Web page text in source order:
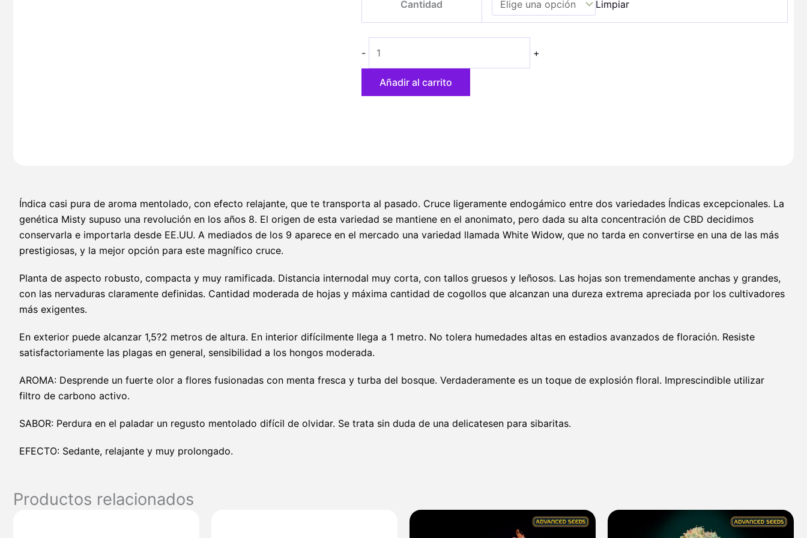
desde
Cantidad Limpiar
-
cantidad
+
Añadir al carrito
Índica casi pura de aroma mentolado, con efecto relajante, que te transporta al pasado. Cruce ligeramente endogámico entre dos variedades Índicas excepcionales. La
genética Misty supuso una revolución en los años 8. El origen de esta variedad se mantiene en el anonimato, pero dada su alta concentración de CBD decidimos
conservarla e importarla desde EE.UU. A mediados de los 9 aparece en el mercado una variedad llamada White Widow, que no tarda en convertirse en una de las más
prestigiosas, y la mejor opción para este magnífico cruce.
Planta de aspecto robusto, compacta y muy ramificada. Distancia internodal muy corta, con tallos gruesos y leñosos. Las hojas son tremendamente anchas y grandes,
con las nervaduras claramente definidas. Cantidad moderada de hojas y máxima cantidad de cogollos que alcanzan una dureza extrema apreciada por los cultivadores
más exigentes.
En exterior puede alcanzar 1,5?2 metros de altura. En interior difícilmente llega a 1 metro. No tolera humedades altas en estadios avanzados de floración. Resiste
satisfactoriamente las plagas en general, sensibilidad a los hongos moderada.
AROMA: Desprende un fuerte olor a flores fusionadas con menta fresca y turba del bosque. Verdaderamente es un toque de explosión floral. Imprescindible utilizar
filtro de carbono activo.
SABOR: Perdura en el paladar un regusto mentolado difícil de olvidar. Se trata sin duda de una delicatesen para sibaritas.
EFECTO: Sedante, relajante y muy prolongado.
Productos relacionados
Rango
de
Rango
de